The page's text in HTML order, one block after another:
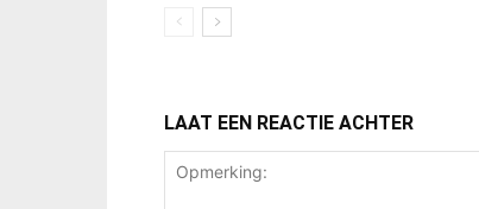
LAAT EEN REACTIE ACHTER